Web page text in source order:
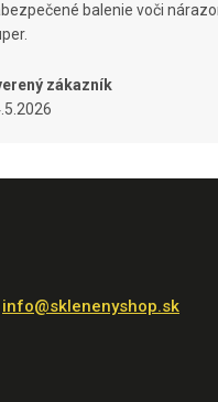
balenie voči
zákazník
info@sklenenyshop.sk